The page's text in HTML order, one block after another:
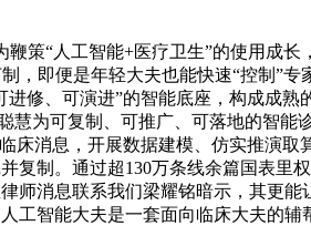
鞭策“人工智能+医疗卫生”的使用成
即便是年轻大夫也能快速“控制”
修、可演进”的智能底座，构成成
为可复制、可推广、可落地的智
消息，开展数据建模、仿实推演
制。通过超130万条线余篇国表里
师消息联系我们梁耀铭暗示，其更
智能大夫是一套面向临床大夫的